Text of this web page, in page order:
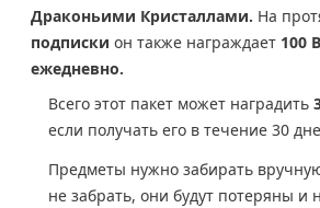
Драконьими Кристаллами. На
подписки он также награждает 100
ежедневно.
Всего этот пакет может наградить
если получать его в течение 30
Предметы нужно забирать
не забрать, они будут потеряны и